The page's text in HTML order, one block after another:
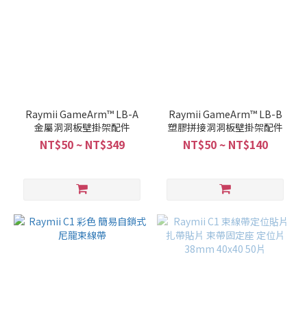
Raymii GameArm™ LB-A
金屬洞洞板壁掛架配件
NT$50 ~ NT$349
Raymii GameArm™ LB-B
塑膠拼接洞洞板壁掛架配件
NT$50 ~ NT$140